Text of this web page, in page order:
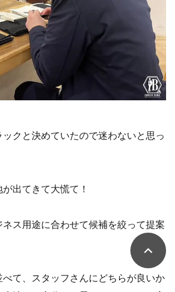
クと決めていたので迷わないと思っ
出てきて大慌て！
ス用途に合わせて候補を絞って提案
て、スタッフさんにどちらが良いか